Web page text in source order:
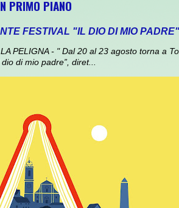
PRIMO PIANO
FESTIVAL "IL DIO DI MIO
PELIGNA - " Dal 20 al 23 agosto torna a
di mio padre”, diret...